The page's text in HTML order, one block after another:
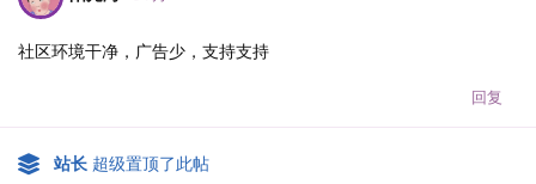
社区环境干净，广告少，支持支持
回复
站长 超级置顶了此帖